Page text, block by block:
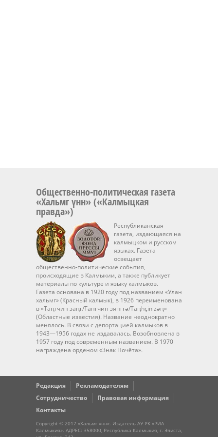
Общественно-политическая газета
«Хальмг үнн» («Калмыцкая
правда»)
Республиканская
газета, издающаяся на
калмыцком и русском
языках. Газета
освещает
общественно-политические события,
происходящие в Калмыкии, а также публикует
материалы по культуре и языку калмыков.
Газета основана в 1920 году под названием «Улан
хальмг» (Красный калмык), в 1926 переименована
в «Таңгчин зäңг/Тангчин зянггә/Taңhçin zәң»
(Областные известия). Название неоднократно
менялось. В связи с депортацией калмыков в
1943—1956 годах не издавалась. Возобновлена в
1957 году под современным названием. В 1970
награждена орденом «Знак Почёта».
Редакция
Рекламодателям
Сотрудничество
Правовая информация
Контакты
Copyright © 2017 «Хальмг үнн». Издатель АУ РК «РИА
Калмыкия». АДРЕС: 358000, Республика Калмыкия, г. Элиста,